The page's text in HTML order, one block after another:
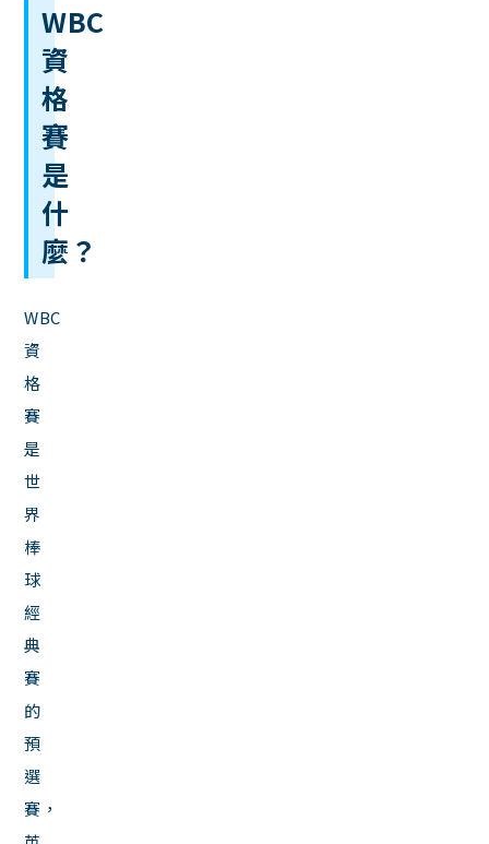
WBC
資
格
賽
是
什
麼？
WBC
資
格
賽
是
世
界
棒
球
經
典
賽
的
預
選
賽，